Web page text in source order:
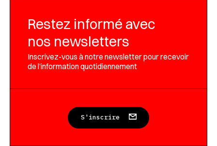
Restez informé avec
nos newsletters
Inscrivez-vous à notre newsletter pour recevoir
de l’information quotidiennement
S'inscrire